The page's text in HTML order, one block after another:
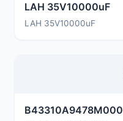
LAH 35V10000uF
LAH 35V10000uF
B43310A9478M000